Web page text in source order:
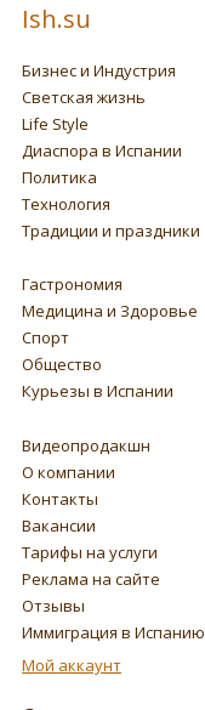
Ish.su
Бизнес и Индустрия
Светская жизнь
Life Style
Диаспора в Испании
Политика
Технология
Традиции и праздники
Гастрономия
Медицина и Здоровье
Спорт
Общество
Курьезы в Испании
Видеопродакшн
О компании
Контакты
Вакансии
Тарифы на услуги
Реклама на сайте
Отзывы
Иммиграция в Испанию
Мой аккаунт